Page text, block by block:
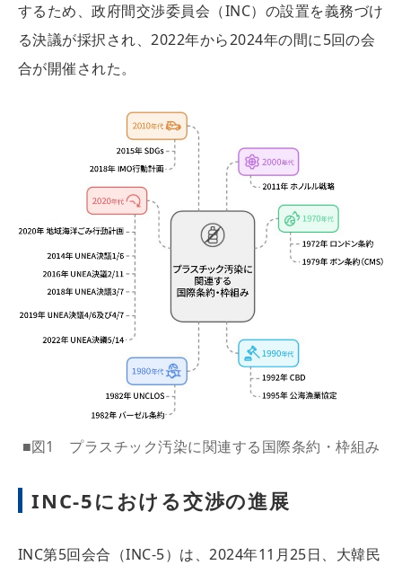
するため、政府間交渉委員会（INC）の設置を義務づけ
る決議が採択され、2022年から2024年の間に5回の会
合が開催された。
■図1 プラスチック汚染に関連する国際条約・枠組み
INC-5における交渉の進展
INC第5回会合（INC-5）は、2024年11月25日、大韓民